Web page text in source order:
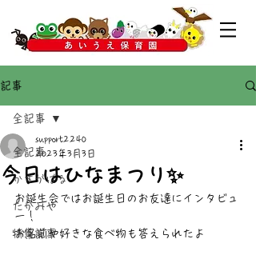
記事
全記事
かすがばる
たかみや
特集記事
全記事
今日はひなまつり✨
support2240
2023年3月3日
お誕生会ではお誕生日のお友達にインタビュ
ー！
お名前や好きな食べ物も答えられたよ